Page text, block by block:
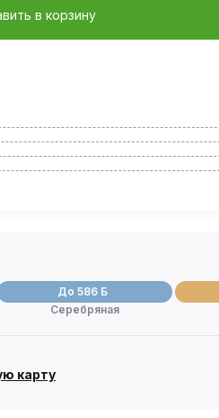
в корзину
До 586 Б
Серебряная
карту